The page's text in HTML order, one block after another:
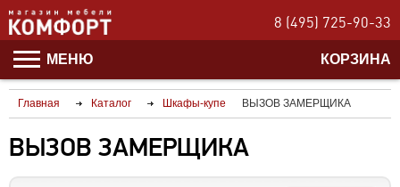
8 (495) 725-90-33
МЕНЮ КОРЗИНА
Главная Каталог Шкафы-купе ВЫЗОВ ЗАМЕРЩИКА
ВЫЗОВ ЗАМЕРЩИКА